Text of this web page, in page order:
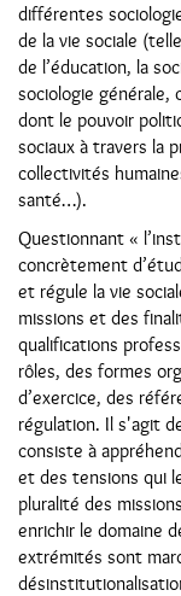
différentes
de la vie sociale
de l’éducation, la
sociologie générale,
dont le pouvoir
sociaux à travers la
collectivités
santé…).
Questionnant «
concrètement
et régule la vie
missions et des
qualifications
rôles, des formes
d’exercice, des
régulation. Il s'agit
consiste à
et des tensions qui
pluralité des
enrichir le domaine
extrémités sont